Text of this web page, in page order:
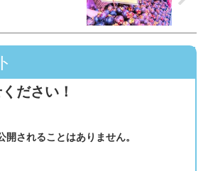
ださい！
開されることはありません。